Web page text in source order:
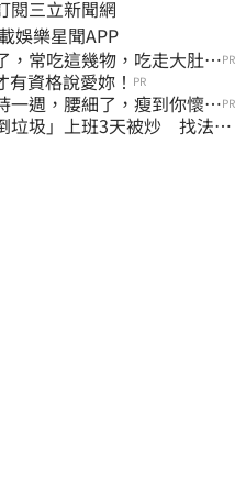
三立新聞網
態 即刻下載娛樂星聞APP
，常吃這幾物，吃走大肚
PR
資格說愛妳！ PR
一週，腰細了，瘦到你懷疑PR
垃圾」上班3天被炒 找法院